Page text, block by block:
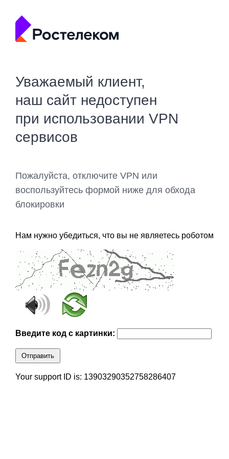
Уважаемый клиент,
наш сайт недоступен
при использовании VPN
сервисов
Пожалуйста, отключите VPN или
воспользуйтесь формой ниже для обхода
блокировки
Нам нужно убедиться, что вы не являетесь роботом
Введите код с картинки:
Отправить
Your support ID is: 13903290352758286407